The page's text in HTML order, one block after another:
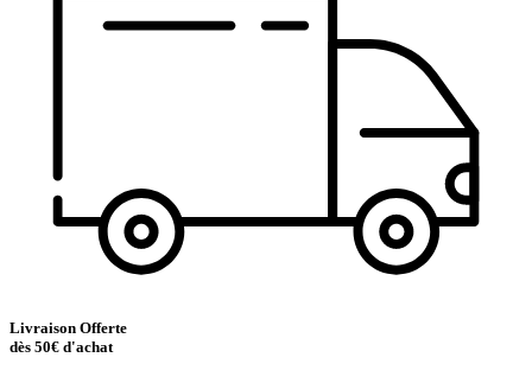
Livraison Offerte
dès 50€ d'achat